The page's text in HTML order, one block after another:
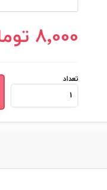
8٬000 تومان
تعداد